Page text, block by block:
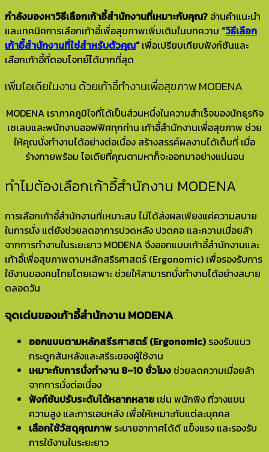
กำลังมองหาวิธีเลือกเก้าอี้สำนักงานที่เหมาะกับคุณ? อ่านคำแนะนำ
และเทคนิคการเลือกเก้าอี้เพื่อสุขภาพเพิ่มเติมในบทความ “วิธีเลือก
เก้าอี้สำนักงานที่ใช่สำหรับตัวคุณ“เพื่อเปรียบเทียบฟังก์ชันและ
เลือกเก้าอี้ที่ตอบโจทย์ได้มากที่สุด
เพิ่มไอเดียในงาน ด้วยเก้าอี้ทำงานเพื่อสุขภาพ MODENA
MODENA เราภาคภูมิใจที่ได้เป็นส่วนหนึ่งในความสำเร็จของนักธุรกิจ
เซเลบและพนักงานออฟฟิศทุกท่าน เก้าอี้สำนักงานเพื่อสุขภาพ ช่วย
ให้คุณนั่งทำงานได้อย่างต่อเนื่อง สร้างสรรค์ผลงานได้เต็มที่ เมื่อ
ร่างกายพร้อม ไอเดียที่คุณตามหาก็จะออกมาอย่างแน่นอน
ทำไมต้องเลือกเก้าอี้สำนักงาน MODENA
การเลือกเก้าอี้สำนักงานที่เหมาะสม ไม่ได้ส่งผลเพียงแค่ความสบาย
ในการนั่ง แต่ยังช่วยลดอาการปวดหลัง ปวดคอ และความเมื่อยล้า
จากการทำงานในระยะยาว MODENA จึงออกแบบเก้าอี้สำนักงานและ
เก้าอี้เพื่อสุขภาพตามหลักสรีรศาสตร์ (Ergonomic) เพื่อรองรับการ
ใช้งานของคนไทยโดยเฉพาะ ช่วยให้สามารถนั่งทำงานได้อย่างสบาย
ตลอดวัน
จุดเด่นของเก้าอี้สำนักงาน MODENA
ออกแบบตามหลักสรีรศาสตร์ (Ergonomic) รองรับแนว
กระดูกสันหลังและสรีระของผู้ใช้งาน
เหมาะกับการนั่งทำงาน 8–10 ชั่วโมง ช่วยลดความเมื่อยล้า
จากการนั่งต่อเนื่อง
ฟังก์ชันปรับระดับได้หลากหลาย เช่น พนักพิง ที่วางแขน
ความสูง และการเอนหลัง เพื่อให้เหมาะกับแต่ละบุคคล
เลือกใช้วัสดุคุณภาพ ระบายอากาศได้ดี แข็งแรง และรองรับ
การใช้งานในระยะยาว